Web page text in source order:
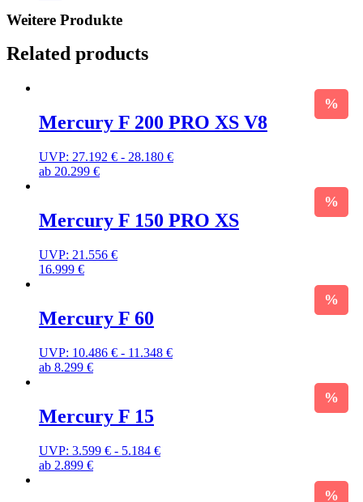
Weitere Produkte
Related products
Mercury F 200 PRO XS V8
UVP: 27.192 € - 28.180 €
ab 20.299 €
Mercury F 150 PRO XS
UVP: 21.556 €
16.999 €
Mercury F 60
UVP: 10.486 € - 11.348 €
ab 8.299 €
Mercury F 15
UVP: 3.599 € - 5.184 €
ab 2.899 €